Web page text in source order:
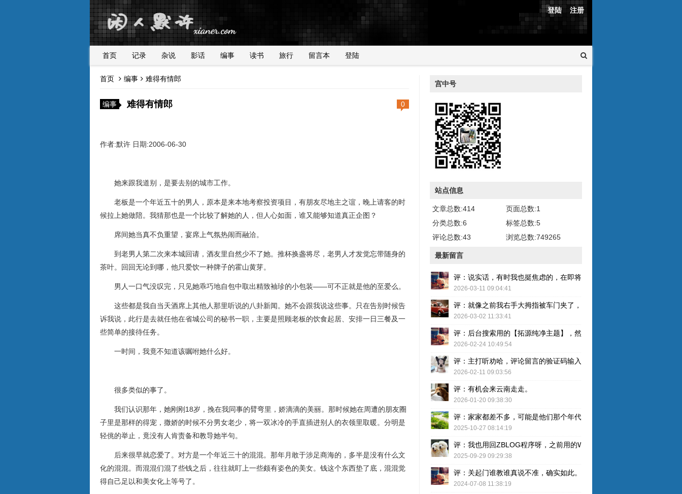
登陆 注册
首页 记录 杂说 影话 编事 读书 旅行 留言本 登陆
首页 编事 难得有情郎
编事 0
难得有情郎
作者:默许 日期:2006-06-30
她来跟我道别，是要去别的城市工作。
老板是一个年近五十的男人，原本是来本地考察投资项目，有朋友尽地主之谊，晚上请客的时
候拉上她做陪。我猜那也是一个比较了解她的人，但人心如面，谁又能够知道真正企图？
席间她当真不负重望，宴席上气氛热闹而融洽。
到老男人第二次来本城回请，酒友里自然少不了她。推杯换盏将尽，老男人才发觉忘带随身的
茶叶。回回无论到哪，他只爱饮一种牌子的霍山黄芽。
男人一口气没叹完，只见她乖巧地自包中取出精致袖珍的小包装——可不正就是他的至爱么。
这些都是我自当天酒席上其他人那里听说的八卦新闻。她不会跟我说这些事。只在告别时候告
诉我说，此行是去就任他在省城公司的秘书一职，主要是照顾老板的饮食起居、安排一日三餐及一
些简单的接待任务。
一时间，我竟不知道该嘱咐她什么好。
很多类似的事了。
我们认识那年，她刚刚18岁，挽在我同事的臂弯里，娇滴滴的美丽。那时候她在周遭的朋友圈
子里是那样的得宠，撒娇的时候不分男女老少，将一双冰冷的手直插进别人的衣领里取暖。分明是
轻佻的举止，竟没有人肯责备和教导她半句。
后来很早就恋爱了。对方是一个年近三十的混混。那年月敢于涉足商海的，多半是没有什么文
化的混混。而混混们混了些钱之后，往往就盯上一些颇有姿色的美女。钱这个东西垫了底，混混觉
得自己足以和美女化上等号了。
宫中号
站点信息
文章总数:414
页面总数:1
分类总数:6
标签总数:5
评论总数:43
浏览总数:749265
最新留言
评：说实话，有时我也挺焦虑的，在即将奔五的年纪，健康才是最重要
2026-03-11 09:04:41
评：就像之前我右手大拇指被车门夹了，整个指甲黑了，最后整个指甲
2026-03-02 11:33:41
评：后台搜索用的【拓源纯净主题】，然后简单配图就OK了。
2026-02-24 10:49:54
评：主打听劝哈，评论留言的验证码输入已取消，感谢建议哈！
2026-02-11 09:03:56
评：有机会来云南走走。
2026-01-20 09:38:30
评：家家都差不多，可能是他们那个年代人的特色吧。
2025-10-27 08:14:19
评：我也用回ZBLOG程序呀，之前用的WP还是有点难用的，主要后台
2025-09-29 09:29:38
评：关起门谁教谁真说不准，确实如此。而且现在的女性比较独立了，
2024-07-08 11:38:19